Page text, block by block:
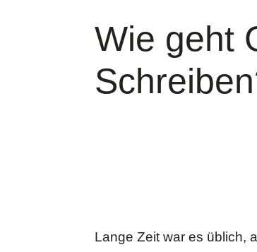
Wie geht
Lange Zeit war es üblich,